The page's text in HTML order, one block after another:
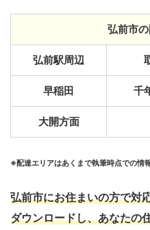
弘前市
弘前駅周辺
早稲田 千
大開方面
※配達エリアはあくまで執筆時点での情
弘前市にお住まいの方で対
ダウンロードし、あなたの